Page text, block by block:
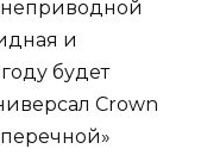
и
будет
Crown